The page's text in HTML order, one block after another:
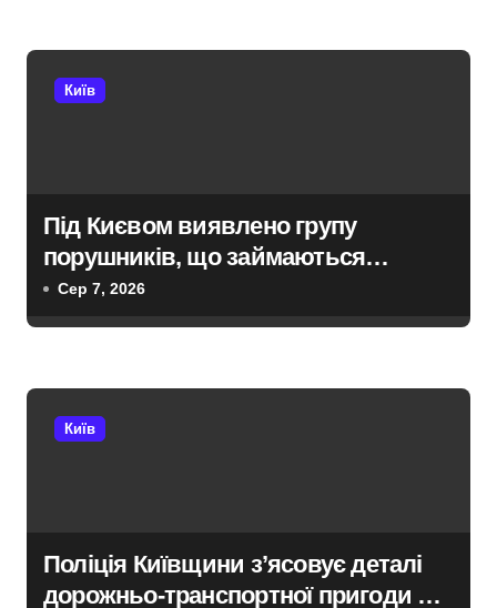
Київ
Під Києвом виявлено групу
порушників, що займаються
незаконною вирубкою лісу
Сер 7, 2026
Київ
Поліція Київщини з’ясовує деталі
дорожньо-транспортної пригоди в